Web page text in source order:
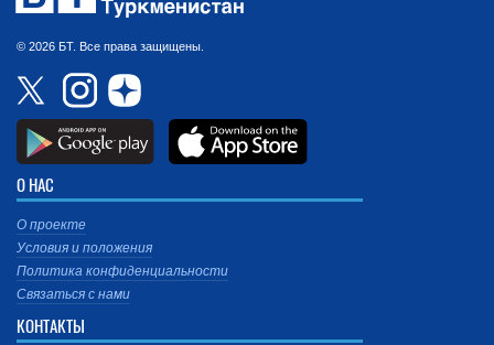
© 2026 БТ. Все права защищены.
О НАС
О проекте
Условия и положения
Политика конфиденциальности
Связаться с нами
КОНТАКТЫ